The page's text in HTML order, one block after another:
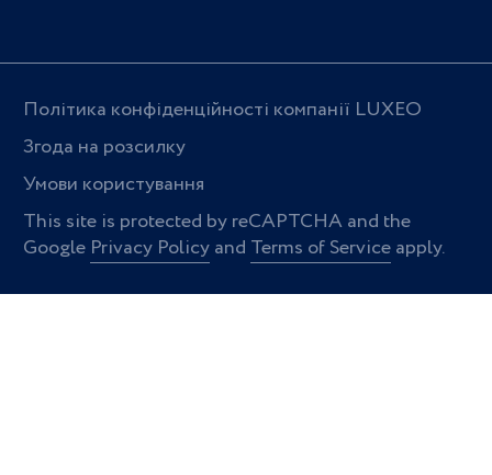
Політика конфіденційності компанії LUXEO
Згода на розсилку
Умови користування
This site is protected by reCAPTCHA and the
Google Privacy Policyand Terms of Serviceapply.